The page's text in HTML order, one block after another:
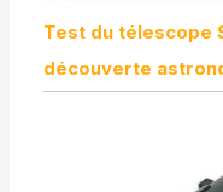
Test du télescope
découverte